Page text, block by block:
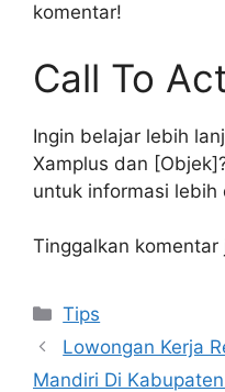
komentar!
Call To
Ingin belajar lebih
Xamplus dan
untuk informasi lebih
Tinggalkan
Kategori
Tips
Lowongan Kerja
Mandiri Di